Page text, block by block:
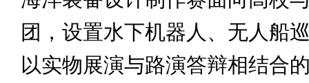
团，设置水下机器人、无人船
以实物展演与路演答辩相结合